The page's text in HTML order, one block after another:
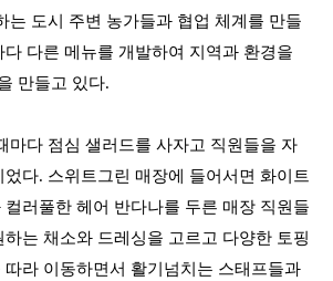
는 도시 주변 농가들과 협업 체계를 만들
다 다른 메뉴를 개발하여 지역과 환경을
만들고 있다.
마다 점심 샐러드를 사자고 직원들을 자
다. 스위트그린 매장에 들어서면 화이트
러풀한 헤어 반다나를 두른 매장 직원들
하는 채소와 드레싱을 고르고 다양한 토핑
따라 이동하면서 활기넘치는 스태프들과